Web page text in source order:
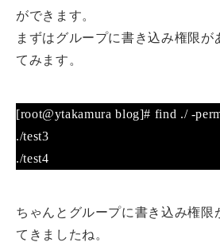
ができます。
まずはグループに書き込み権限が
てみます。
[root@ytakamura blog]# find ./ -
./test3
./test4
ちゃんとグループに書き込み権限
てきましたね。